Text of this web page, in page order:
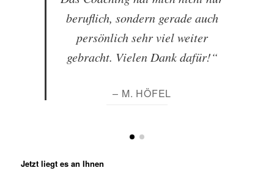
beruflich, sondern gerade auch
persönlich sehr viel weiter
gebracht. Vielen Dank dafür!“
– M. HÖFEL
Jetzt liegt es an Ihnen